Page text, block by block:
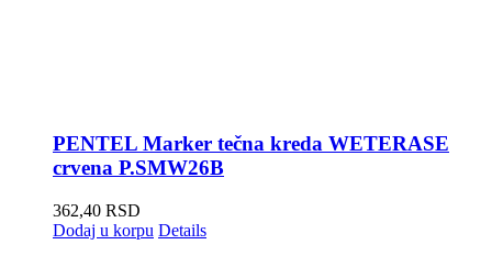
PENTEL Marker tečna kreda WETERASE
crvena P.SMW26B
362,40 RSD
Dodaj u korpu Details